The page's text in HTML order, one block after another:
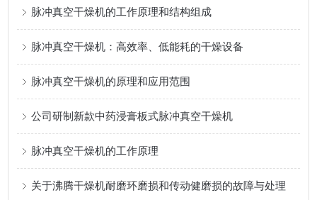
脉冲真空干燥机的工作原理和结构组成
脉冲真空干燥机：高效率、低能耗的干燥设备
脉冲真空干燥机的原理和应用范围
公司研制新款中药浸膏板式脉冲真空干燥机
脉冲真空干燥机的工作原理
关于沸腾干燥机耐磨环磨损和传动健磨损的故障与处理